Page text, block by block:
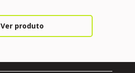
Ver produto